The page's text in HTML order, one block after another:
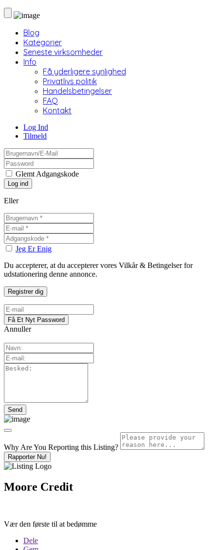
Blog
Kategorier
Seneste virksomheder
Info
Få yderligere synlighed
Privatlivs politik
Handelsbetingelser
FAQ
Kontakt
Log Ind
Tilmeld
Glemt Adgangskode
Eller
Jeg Er Enig
Du accepterer, at du accepterer vores Vilkår & Betingelser for
udstationering denne annonce.
Annuller
Why Are You Reporting this Listing?
Rapporter Nu!
Moore Credit
Vær den første til at bedømme
Dele